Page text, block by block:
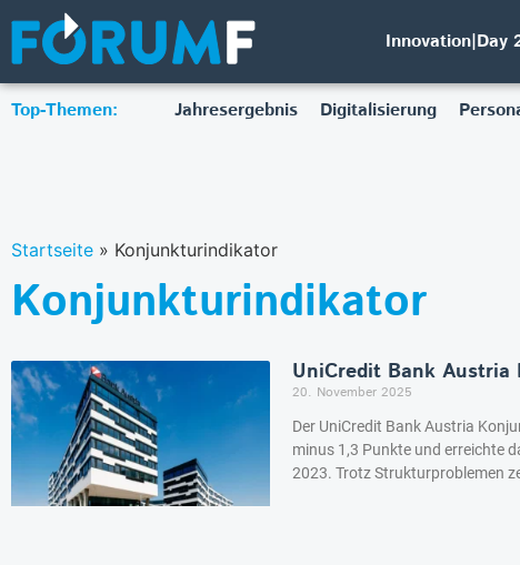
Innovation|Day
Top-Themen: Jahresergebnis Digitalisierung
Startseite » Konjunkturindikator
Konjunkturindikator
UniCredit Bank
20. November 2025
Der UniCredit Bank Austria
minus 1,3 Punkte und erreichte
2023. Trotz Strukturproblemen